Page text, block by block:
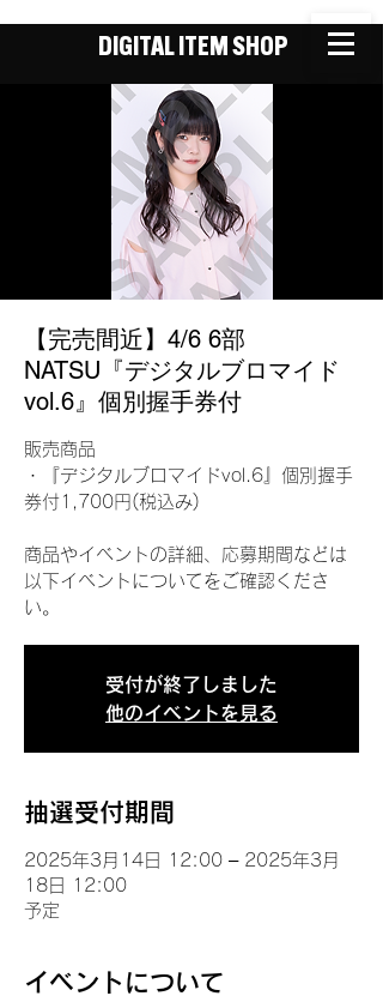
DIGITAL ITEM SHOP
【完売間近】4/6 6部
NATSU『デジタルブロマイド
vol.6』個別握手券付
販売商品
・『デジタルブロマイドvol.6』個別握手
券付1,700円(税込み)
商品やイベントの詳細、応募期間などは
以下イベントについてをご確認くださ
い。
受付が終了しました
他のイベントを見る
抽選受付期間
2025年3月14日 12:00 – 2025年3月
18日 12:00
予定
イベントについて